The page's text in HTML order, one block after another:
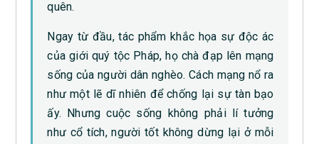
quên.
Ngay từ đầu, tác phẩm khắc họa sự độc ác
của giới quý tộc Pháp, họ chà đạp lên mạng
sống của người dân nghèo. Cách mạng nổ ra
như một lẽ dĩ nhiên để chống lại sự tàn bạo
ấy. Nhưng cuộc sống không phải lí tưởng
như cổ tích, người tốt không dừng lại ở mỗi